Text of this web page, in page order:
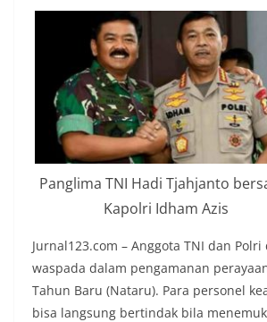
Panglima TNI Hadi Tjahjanto
Kapolri Idham Azis
Jurnal123.com – Anggota TNI dan
waspada dalam pengamanan
Tahun Baru (Nataru). Para personel
bisa langsung bertindak bila